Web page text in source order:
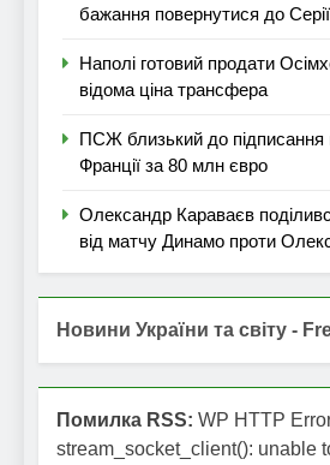
бажання повернутися до
Наполі готовий продати
відома ціна трансфера
ПСЖ близький до підписання
Франції за 80 млн євро
Олександр Караваєв
від матчу Динамо проти
Новини України та світу -
Помилка RSS: WP HTTP
stream_socket_client(): unable